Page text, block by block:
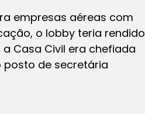
empresas aéreas com
o lobby teria rendido
Casa Civil era chefiada
posto de secretária